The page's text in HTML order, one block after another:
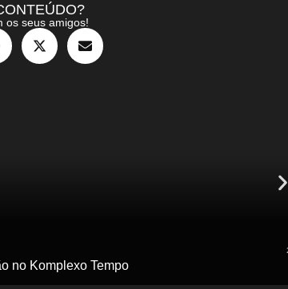
os seus amigos!
no Komplexo Tempo